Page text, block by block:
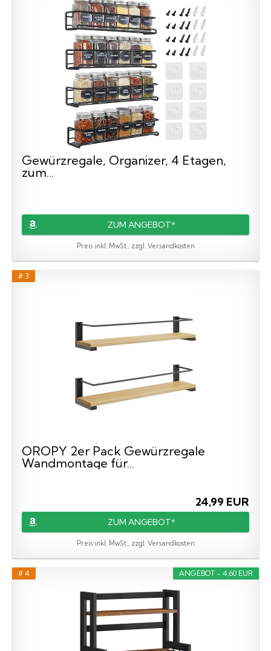
Gewürzregale, Organizer, 4 Etagen,
zum...
ZUM ANGEBOT*
Preis inkl. MwSt., zzgl. Versandkosten
# 3
OROPY 2er Pack Gewürzregale
Wandmontage für...
24,99 EUR
ZUM ANGEBOT*
Preis inkl. MwSt., zzgl. Versandkosten
ANGEBOT - 4,60 EUR
# 4